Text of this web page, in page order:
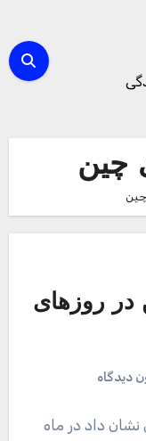
چین
روزهای
دیدگاه
داد در ماه